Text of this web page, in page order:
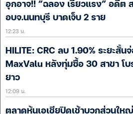
อุกอาจ!! “ฉลอง เรี่ยวแรง” อดีต
อบจ.นนทบุรี บาดเจ็บ 2 ราย
12:23 น.
HILITE: CRC ลบ 1.90% ระยะสั้
MaxValu หลังทุ่มซื้อ 30 สาขา โบ
ยาว
12:09 น.
ตลาดหุ้นเอเชียปิดเช้าบวกส่วนให